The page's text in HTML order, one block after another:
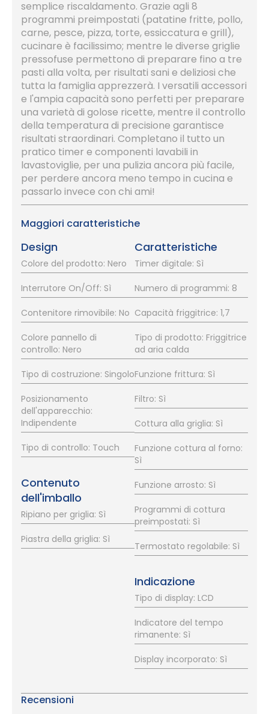
semplice riscaldamento. Grazie agli 8
programmi preimpostati (patatine fritte, pollo,
carne, pesce, pizza, torte, essiccatura e grill),
cucinare è facilissimo; mentre le diverse griglie
pressofuse permettono di preparare fino a tre
pasti alla volta, per risultati sani e deliziosi che
tutta la famiglia apprezzerà. I versatili accessori
e l'ampia capacità sono perfetti per preparare
una varietà di golose ricette, mentre il controllo
della temperatura di precisione garantisce
risultati straordinari. Completano il tutto un
pratico timer e componenti lavabili in
lavastoviglie, per una pulizia ancora più facile,
per perdere ancora meno tempo in cucina e
passarlo invece con chi ami!
Maggiori caratteristiche
Design
Colore del prodotto: Nero
Interrutore On/Off: Sì
Contenitore rimovibile: No
Colore pannello di
controllo: Nero
Tipo di costruzione: Singolo
Posizionamento
dell'apparecchio:
Indipendente
Tipo di controllo: Touch
Contenuto
dell'imballo
Ripiano per griglia: Sì
Piastra della griglia: Sì
Caratteristiche
Timer digitale: Sì
Numero di programmi: 8
Capacità friggitrice: 1,7
Tipo di prodotto: Friggitrice
ad aria calda
Funzione frittura: Sì
Filtro: Sì
Cottura alla griglia: Sì
Funzione cottura al forno:
Sì
Funzione arrosto: Sì
Programmi di cottura
preimpostati: Sì
Termostato regolabile: Sì
Indicazione
Tipo di display: LCD
Indicatore del tempo
rimanente: Sì
Display incorporato: Sì
Recensioni